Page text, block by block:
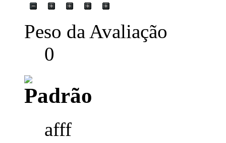
Peso da Avaliação
0
afff